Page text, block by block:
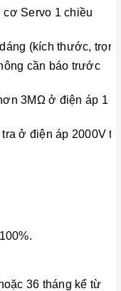
Servo 1 chiều
(kích thước,
cần báo trước
3MΩ ở điện áp 1
tra ở điện áp 2000V
36 tháng kể từ